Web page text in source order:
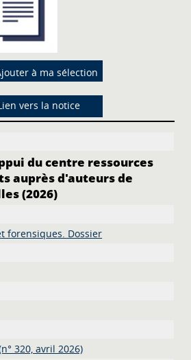
à ma sélection
vers la notice
du centre ressources
auprès d'auteurs de
(2026)
forensiques. Dossier
320, avril 2026)